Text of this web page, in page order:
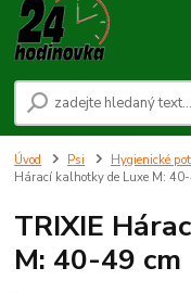
Úvod Psi Hygienické
Hárací kalhotky de Luxe M:
TRIXIE
M: 40-49 cm